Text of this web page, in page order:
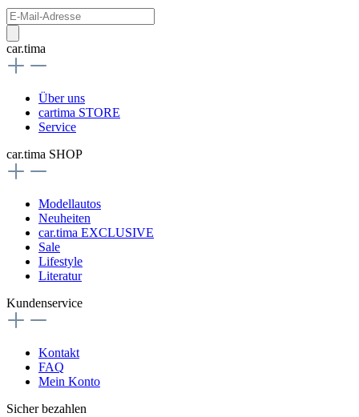
car.tima
Über uns
cartima STORE
Service
car.tima SHOP
Modellautos
Neuheiten
car.tima EXCLUSIVE
Sale
Lifestyle
Literatur
Kundenservice
Kontakt
FAQ
Mein Konto
Sicher bezahlen